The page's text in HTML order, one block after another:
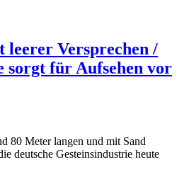
leerer Versprechen /
sorgt für Aufsehen vor
80 Meter langen und mit Sand
deutsche Gesteinsindustrie heute